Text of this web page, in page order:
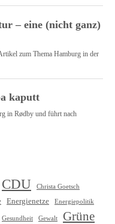
CDU Christa Goetsch
Energienetze Energiepolitik
Gesundheit Gewalt Grüne